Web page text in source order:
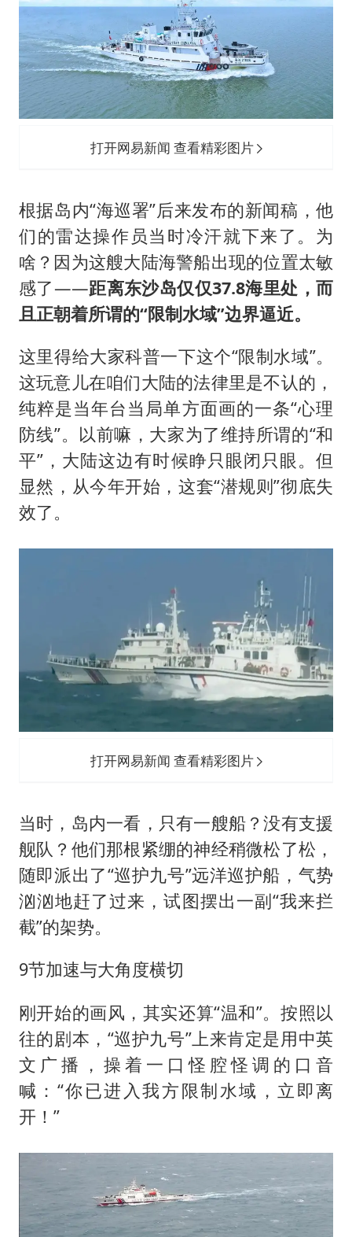
打开网易新闻 查看精彩图片
根据岛内“海巡署”后来发布的新闻稿，他
们的雷达操作员当时冷汗就下来了。为
啥？因为这艘大陆海警船出现的位置太敏
感了——距离东沙岛仅仅37.8海里处，而
且正朝着所谓的“限制水域”边界逼近。
这里得给大家科普一下这个“限制水域”。
这玩意儿在咱们大陆的法律里是不认的，
纯粹是当年台当局单方面画的一条“心理
防线”。以前嘛，大家为了维持所谓的“和
平”，大陆这边有时候睁只眼闭只眼。但
显然，从今年开始，这套“潜规则”彻底失
效了。
打开网易新闻 查看精彩图片
当时，岛内一看，只有一艘船？没有支援
舰队？他们那根紧绷的神经稍微松了松，
随即派出了“巡护九号”远洋巡护船，气势
汹汹地赶了过来，试图摆出一副“我来拦
截”的架势。
9节加速与大角度横切
刚开始的画风，其实还算“温和”。按照以
往的剧本，“巡护九号”上来肯定是用中英
文广播，操着一口怪腔怪调的口音
喊：“你已进入我方限制水域，立即离
开！”